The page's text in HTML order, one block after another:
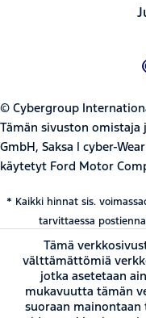
© Cybergroup
Tämän sivuston omistaja
GmbH, Saksa | cyber-
käytetyt Ford Motor
* Kaikki hinnat sis.
tarvittaessa
Tämä
välttämättömiä
jotka asetetaan
mukavuutta tämän
suoraan